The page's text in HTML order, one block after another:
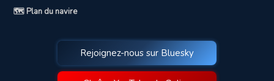
🗺️ Plan du navire
Rejoignez-nous sur Bluesky